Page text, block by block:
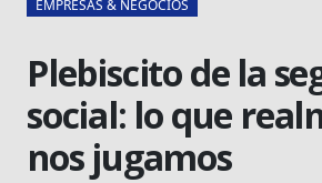
EMPRESAS & NEGOCIOS
Plebiscito de la
social: lo que
nos jugamos